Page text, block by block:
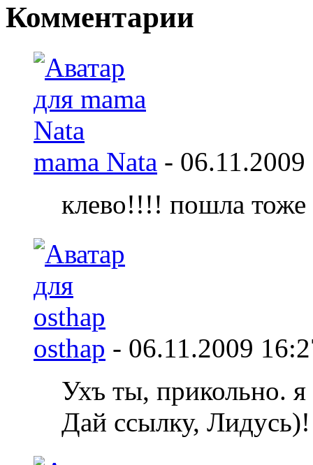
Комментарии
mama Nata - 06.11.2009
клево!!!! пошла
osthap - 06.11.2009
Ухъ ты, прикольно.
Дай ссылку, Лидусь)!